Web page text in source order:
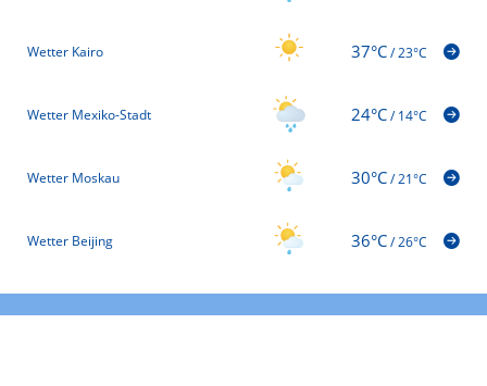
Wetter Kairo 37°C/23°C
Wetter Mexiko-Stadt 24°C/14°C
Wetter Moskau 30°C/21°C
Wetter Beijing 36°C/26°C